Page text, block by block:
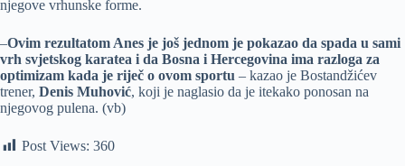
njegove vrhunske forme.
–Ovim rezultatom Anes je još jednom je pokazao da spada u sami
vrh svjetskog karatea i da Bosna i Hercegovina ima razloga za
optimizam kada je riječ o ovom sportu – kazao je Bostandžićev
trener, Denis Muhović, koji je naglasio da je itekako ponosan na
njegovog pulena. (vb)
Post Views: 360